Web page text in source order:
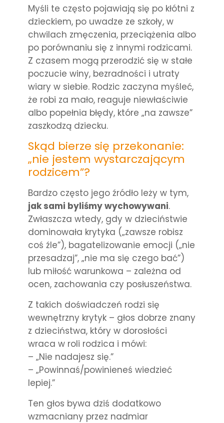
Myśli te często pojawiają się po kłótni z
dzieckiem, po uwadze ze szkoły, w
chwilach zmęczenia, przeciążenia albo
po porównaniu się z innymi rodzicami.
Z czasem mogą przerodzić się w stałe
poczucie winy, bezradności i utraty
wiary w siebie. Rodzic zaczyna myśleć,
że robi za mało, reaguje niewłaściwie
albo popełnia błędy, które „na zawsze”
zaszkodzą dziecku.
Skąd bierze się przekonanie:
„nie jestem wystarczającym
rodzicem”?
Bardzo często jego źródło leży w tym,
jak sami byliśmy wychowywani.
Zwłaszcza wtedy, gdy w dzieciństwie
dominowała krytyka („zawsze robisz
coś źle”), bagatelizowanie emocji („nie
przesadzaj”, „nie ma się czego bać”)
lub miłość warunkowa – zależna od
ocen, zachowania czy posłuszeństwa.
Z takich doświadczeń rodzi się
wewnętrzny krytyk – głos dobrze znany
z dzieciństwa, który w dorosłości
wraca w roli rodzica i mówi:
– „Nie nadajesz się.”
– „Powinnaś/powinieneś wiedzieć
lepiej.”
Ten głos bywa dziś dodatkowo
wzmacniany przez nadmiar